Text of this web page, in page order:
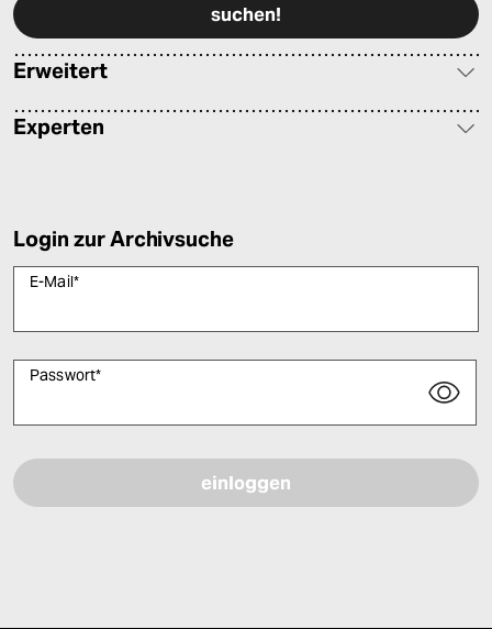
Erweitert
Experten
Login zur Archivsuche
E-Mail*
Passwort*